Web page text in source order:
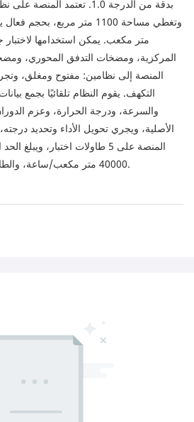
متر مكعب. يمكن استخدامها لاختبار
المركزية، ومضخات التدفق المحوري،
المنصة إلى نظامين: مفتوح ومغلق،
التكهف. يقوم النظام تلقائيًا بجمع
والسرعة، ودرجة الحرارة، وعزم
الأصلية، ويجري تحويل الأداء وتحديد
المنصة على 5 طاولات اختبار،
40000 متر مكعب/ساعة، والطاقة تصل إلى 2500 كيلوواط.